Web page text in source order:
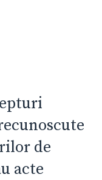
de
acte